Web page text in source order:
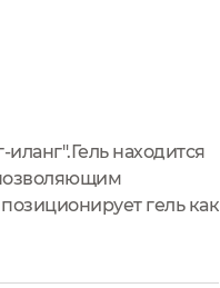
находится
гель как